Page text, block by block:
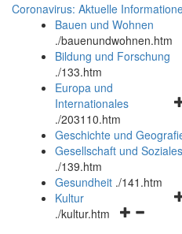
Coronavirus: Aktuelle
Bauen und Wohnen
./bauenundwohnen.htm
Bildung und Forschung
./133.htm
Europa und
Internationales
./203110.htm
Geschichte und
Gesellschaft und Soziales
./139.htm
Gesundheit ./141.htm
Kultur
./kultur.htm